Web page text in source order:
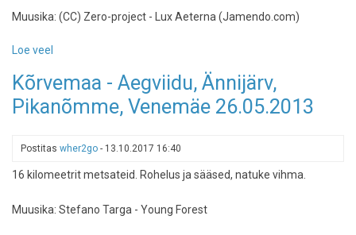
Muusika: (CC) Zero-project - Lux Aeterna (Jamendo.com)
Loe veel
ja
Metstoa
Omnibussiga,
10.01.2015
Kõrvemaa - Aegviidu, Ännijärv,
Pikanõmme, Venemäe 26.05.2013
Postitas wher2go - 13.10.2017 16:40
16 kilomeetrit metsateid. Rohelus ja sääsed, natuke vihma.
Muusika: Stefano Targa - Young Forest